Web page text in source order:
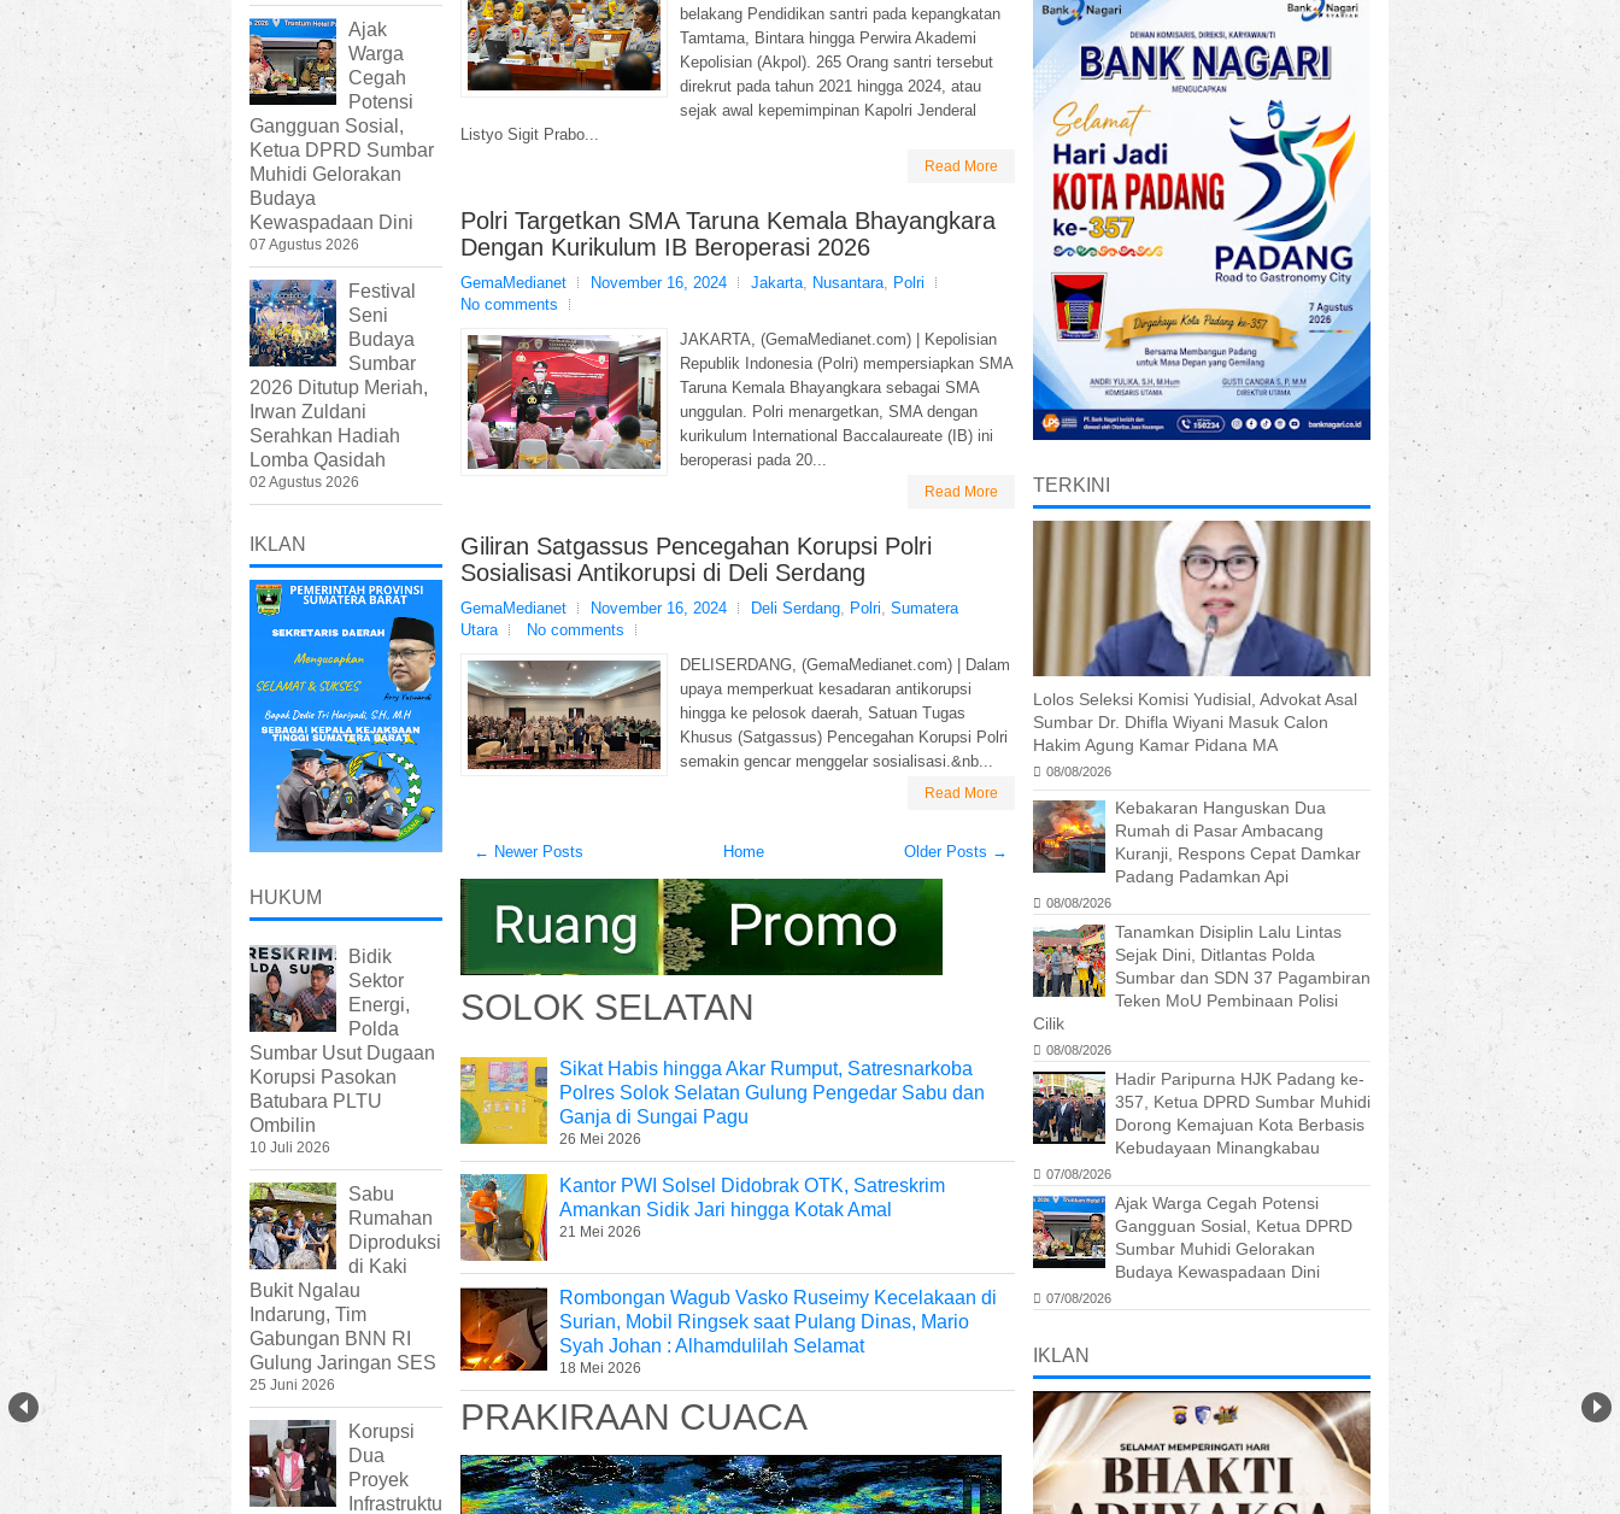
belakang Pendidikan santri pada kepangkatan
Tamtama, Bintara hingga Perwira Akademi
Kepolisian (Akpol). 265 Orang santri tersebut
direkrut pada tahun 2021 hingga 2024, atau
sejak awal kepemimpinan Kapolri Jenderal
Listyo Sigit Prabo...
Read More
Polri Targetkan SMA Taruna Kemala Bhayangkara
Dengan Kurikulum IB Beroperasi 2026
GemaMedianet November 16, 2024 Jakarta, Nusantara, Polri
No comments
JAKARTA, (GemaMedianet.com) | Kepolisian
Republik Indonesia (Polri) mempersiapkan SMA
Taruna Kemala Bhayangkara sebagai SMA
unggulan. Polri menargetkan, SMA dengan
kurikulum International Baccalaureate (IB) ini
beroperasi pada 20...
Read More
Giliran Satgassus Pencegahan Korupsi Polri
Sosialisasi Antikorupsi di Deli Serdang
GemaMedianet November 16, 2024 Deli Serdang, Polri, Sumatera
Utara
No comments
DELISERDANG, (GemaMedianet.com) | Dalam
upaya memperkuat kesadaran antikorupsi
hingga ke pelosok daerah, Satuan Tugas
Khusus (Satgassus) Pencegahan Korupsi Polri
semakin gencar menggelar sosialisasi.&nb...
Read More
← Newer Posts Older Posts →
Home
SOLOK SELATAN
Sikat Habis hingga Akar Rumput, Satresnarkoba
Polres Solok Selatan Gulung Pengedar Sabu dan
Ganja di Sungai Pagu
26 Mei 2026
Kantor PWI Solsel Didobrak OTK, Satreskrim
Amankan Sidik Jari hingga Kotak Amal
21 Mei 2026
Rombongan Wagub Vasko Ruseimy Kecelakaan di
Surian, Mobil Ringsek saat Pulang Dinas, Mario
Syah Johan : Alhamdulilah Selamat
18 Mei 2026
PRAKIRAAN CUACA
Ajak
Warga
Cegah
Potensi
Gangguan Sosial,
Ketua DPRD Sumbar
Muhidi Gelorakan
Budaya
Kewaspadaan Dini
07 Agustus 2026
Festival
Seni
Budaya
Sumbar
2026 Ditutup Meriah,
Irwan Zuldani
Serahkan Hadiah
Lomba Qasidah
02 Agustus 2026
IKLAN
HUKUM
Bidik
Sektor
Energi,
Polda
Sumbar Usut Dugaan
Korupsi Pasokan
Batubara PLTU
Ombilin
10 Juli 2026
Sabu
Rumahan
Diproduksi
di Kaki
Bukit Ngalau
Indarung, Tim
Gabungan BNN RI
Gulung Jaringan SES
25 Juni 2026
Korupsi
Dua
Proyek
Infrastruktu
TERKINI
Lolos Seleksi Komisi Yudisial, Advokat Asal
Sumbar Dr. Dhifla Wiyani Masuk Calon
Hakim Agung Kamar Pidana MA
08/08/2026
Kebakaran Hanguskan Dua
Rumah di Pasar Ambacang
Kuranji, Respons Cepat Damkar
Padang Padamkan Api
08/08/2026
Tanamkan Disiplin Lalu Lintas
Sejak Dini, Ditlantas Polda
Sumbar dan SDN 37 Pagambiran
Teken MoU Pembinaan Polisi
Cilik
08/08/2026
Hadir Paripurna HJK Padang ke-
357, Ketua DPRD Sumbar Muhidi
Dorong Kemajuan Kota Berbasis
Kebudayaan Minangkabau
07/08/2026
Ajak Warga Cegah Potensi
Gangguan Sosial, Ketua DPRD
Sumbar Muhidi Gelorakan
Budaya Kewaspadaan Dini
07/08/2026
IKLAN